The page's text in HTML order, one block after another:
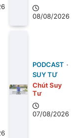
08/08/2026
PODCAST
SUY TƯ
Chút Suy
Tư
07/08/2026